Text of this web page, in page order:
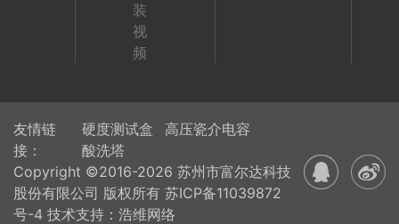
装
视
频
友情链
接：
硬度测试盒
高压瓷介电容
酸洗塔
Copyright ©2016-2026 苏州市富尔达科技
股份有限公司 版权所有 苏ICP备11039872
号-4 技术支持：浩维网络